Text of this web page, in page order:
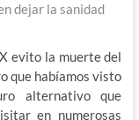
dejar la sanidad
evito la muerte del
que habíamos visto
alternativo que
en numerosas